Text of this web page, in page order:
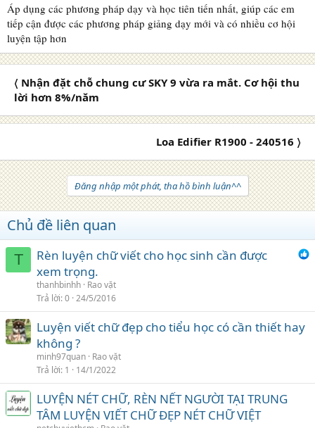
Áp dụng các phương pháp dạy và học tiên tiến nhất, giúp các em
tiếp cận được các phương pháp giảng dạy mới và có nhiều cơ hội
luyện tập hơn
〈 Nhận đặt chỗ chung cư SKY 9 vừa ra mắt. Cơ hội thu
lời hơn 8%/năm
Loa Edifier R1900 - 240516 〉
Đăng nhập một phát, tha hồ bình luận^^
Chủ đề liên quan
T
Rèn luyện chữ viết cho học sinh cần được
xem trọng.
thanhbinhh Rao vặt
Trả lời 0 24/5/2016
Luyện viết chữ đẹp cho tiểu học có cần thiết hay
không ?
minh97quan Rao vặt
Trả lời 1 14/1/2022
LUYỆN NÉT CHỮ, RÈN NẾT NGƯỜI TẠI TRUNG
TÂM LUYỆN VIẾT CHỮ ĐẸP NÉT CHỮ VIỆT